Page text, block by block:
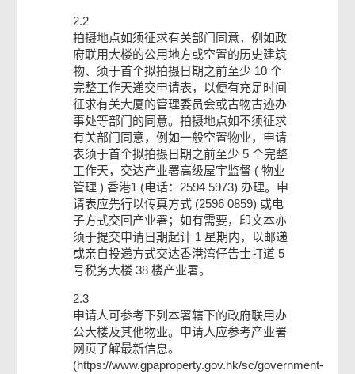
2.2
拍摄地点如须征求有关部门同意，例如政
府联用大楼的公用地方或空置的历史建筑
物、须于首个拟拍摄日期之前至少 10 个
完整工作天递交申请表，以便有充足时间
征求有关大厦的管理委员会或古物古迹办
事处等部门的同意。拍摄地点如不须征求
有关部门同意，例如一般空置物业，申请
表须于首个拟拍摄日期之前至少 5 个完整
工作天，交达产业署高级屋宇监督 ( 物业
管理 ) 香港1 (电话：2594 5973) 办理。申
请表应先行以传真方式 (2596 0859) 或电
子方式交回产业署；如有需要，印文本亦
须于提交申请日期起计 1 星期内，以邮递
或亲自投递方式交达香港湾仔告士打道 5
号税务大楼 38 楼产业署。
2.3
申请人可参考下列本署辖下的政府联用办
公大楼及其他物业。申请人应参考产业署
网页了解最新信息。
(https://www.gpaproperty.gov.hk/sc/government-